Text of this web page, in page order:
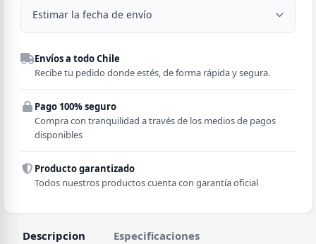
Estimar la fecha de envío
Despacho a domicilio
Región
Comuna
Envíos a todo Chile
Recibe tu pedido donde estés, de forma rápida y segura.
Pago 100% seguro
Compra con tranquilidad a través de los medios de pagos
disponibles
Producto garantizado
Todos nuestros productos cuenta con garantía oficial
Descripcion Especificaciones